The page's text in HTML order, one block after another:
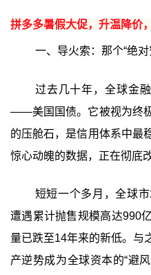
拼多多暑假大促，升温降价
一、导火索：那个“绝
过去几十年，全球金
——美国国债。它被视为终
的压舱石，是信用体系中最
惊心动魄的数据，正在彻底
短短一个多月，全球
遭遇累计抛售规模高达990
量已跌至14年来的新低。与
产逆势成为全球资本的“避